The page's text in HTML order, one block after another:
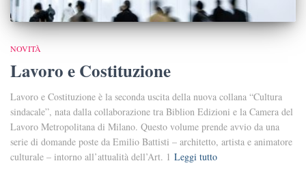
NOVITÀ
Lavoro e Costituzione
Lavoro e Costituzione è la seconda uscita della nuova collana “Cultura
sindacale”, nata dalla collaborazione tra Biblion Edizioni e la Camera del
Lavoro Metropolitana di Milano. Questo volume prende avvio da una
serie di domande poste da Emilio Battisti – architetto, artista e animatore
culturale – intorno all’attualità dell’Art. 1 Leggi tutto